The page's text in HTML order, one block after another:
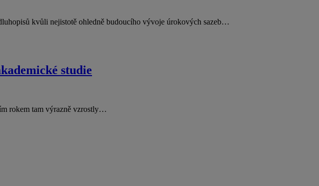
kvůli nejistotě ohledně budoucího vývoje úrokových sazeb…
studie
rokem tam výrazně vzrostly…